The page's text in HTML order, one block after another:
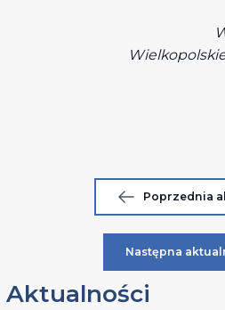
Poprzednia
Następna
Aktualności